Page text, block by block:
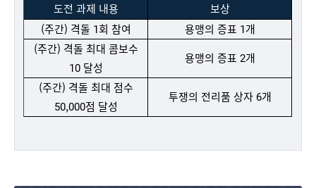
도전 과제 내용
보상
(주간) 격돌 1회 참여
용맹의 증표 1개
(주간) 격돌 최대 콤보수
10 달성
용맹의 증표 2개
(주간) 격돌 최대 점수
50,000점 달성
투쟁의 전리품 상자 6개